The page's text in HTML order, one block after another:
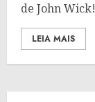
de John Wick!
LEIA MAIS